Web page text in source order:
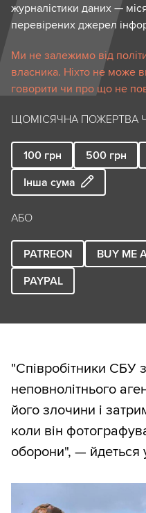
журналістики даних —
перевірених джерел
Ми не залежимо від
власника. Ніхто не може
говорити чи про що не
ЩОМІСЯЧНА ПОЖЕРТВА
100 грн 500 грн
Інша сума
АБО
PATREON BUY ME
PAYPAL
"Співробітники СБУ
неповнолітнього
його злочини і
коли він
оборони", — йдеться